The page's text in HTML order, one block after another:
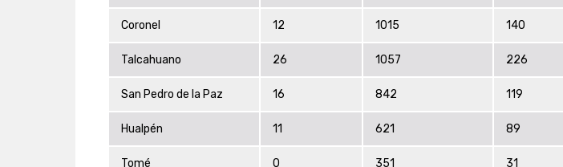
Coronel 12 1015 140
Talcahuano 26 1057 226
San Pedro de la Paz 16 842 119
Hualpén 11 621 89
Tomé 0 351 31